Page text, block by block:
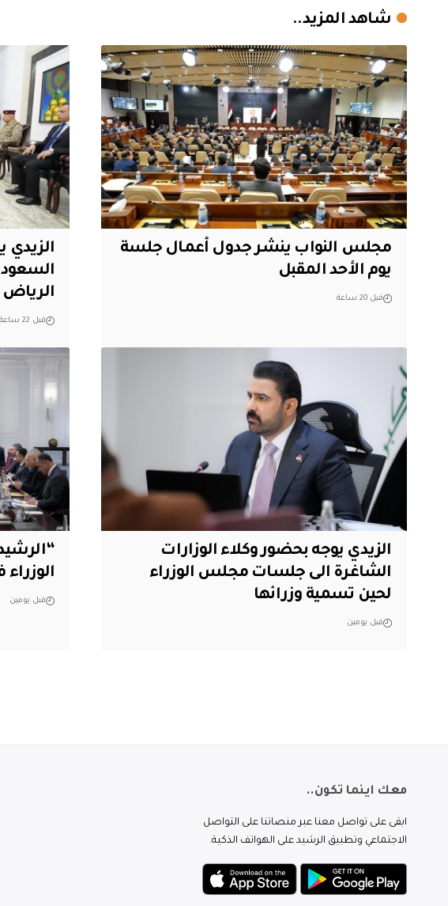
شاهد المزيد..
مجلس النواب ينشر جدول أعمال جلسة
يوم الأحد المقبل
قبل 20 ساعة
الزيدي
الرياض
قبل 22 ساعة
الزيدي يوجه بحضور وكلاء الوزارات
الشاغرة الى جلسات مجلس الوزراء
لحين تسمية وزرائها
قبل يومين
قبل يومين
معك اينما تكون..
ابقى على تواصل معنا عبر منصاتنا على التواصل
الاجتماعي وتطبيق الرشيد على الهواتف الذكية.